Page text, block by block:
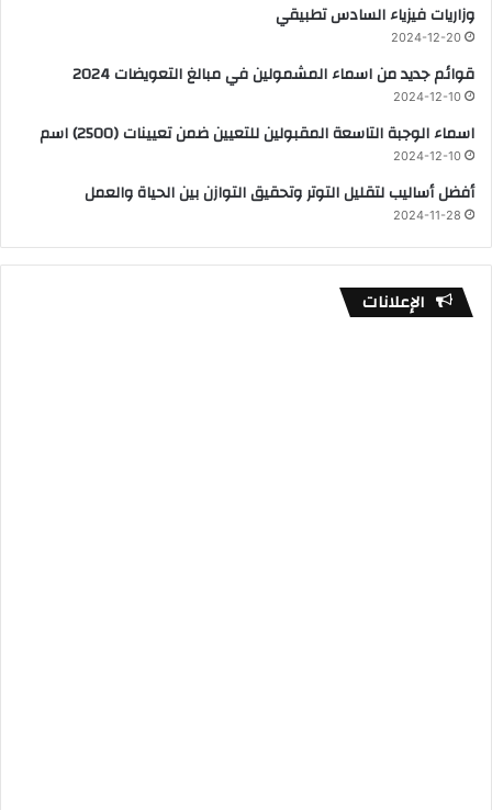
وزاريات فيزياء السادس تطبيقي
2024-12-20
قوائم جديد من اسماء المشمولين في مبالغ التعويضات 2024
2024-12-10
اسماء الوجبة التاسعة المقبولين للتعيين ضمن تعيينات (2500) اسم
2024-12-10
أفضل أساليب لتقليل التوتر وتحقيق التوازن بين الحياة والعمل
2024-11-28
الإعلانات